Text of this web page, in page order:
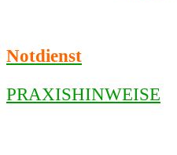
Notdienst
PRAXISHINWEISE